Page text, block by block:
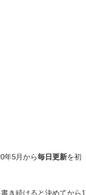
年5月から毎日更新を初
き続けると決めてから1